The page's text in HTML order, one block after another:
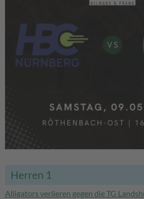
Herren 1
Alligators verlieren gegen die TG